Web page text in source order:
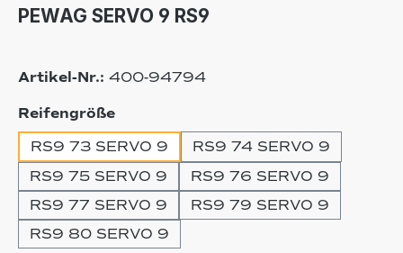
PEWAG SERVO 9 RS9
Artikel-Nr.: 400-94794
Reifengrößeauswählen
RS9 73 SERVO 9
RS9 74 SERVO 9
RS9 75 SERVO 9
RS9 76 SERVO 9
RS9 77 SERVO 9
RS9 79 SERVO 9
RS9 80 SERVO 9